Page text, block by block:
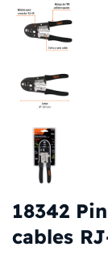
18342
cables